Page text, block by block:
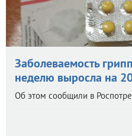
Заболеваемость
неделю выросла на
Об этом сообщили в